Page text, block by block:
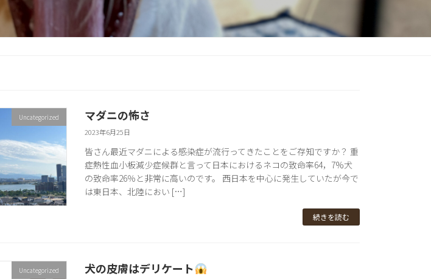
Uncategorized マダニの怖さ
2023年6月25日
皆さん最近マダニによる感染症が流行ってきたことをご存知ですか？ 重
症熱性血小板減少症候群と言って日本におけるネコの致命率64，7%犬
の致命率26％と非常に高いのです。 西日本を中心に発生していたが今で
は東日本、北陸におい […]
続きを読む
Uncategorized 犬の皮膚はデリケート